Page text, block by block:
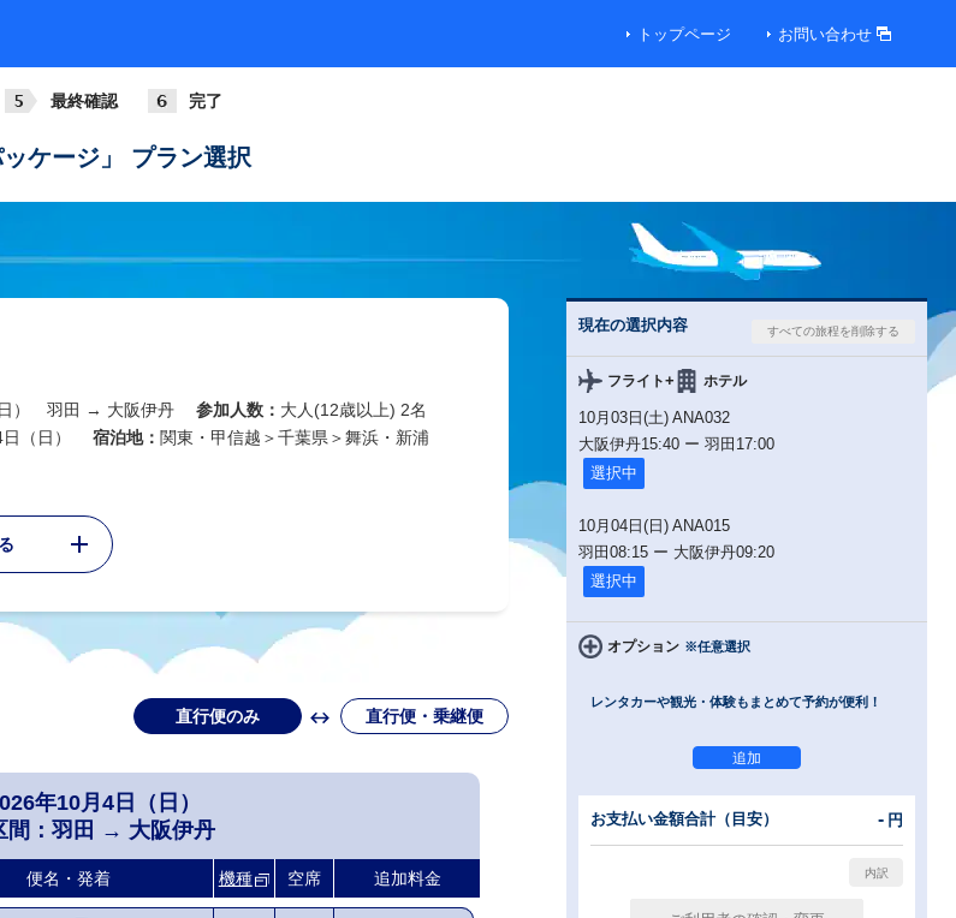
トップページ お問い合わせ
最終確認 完了
ケージ」 プラン選択
） 羽田 → 大阪伊丹 参加人数： 大人(12歳以上) 2名
（日） 宿泊地： 関東・甲信越＞千葉県＞舞浜・新浦
直行便のみ 直行便・乗継便
年10月4日（日）
間： 羽田 → 大阪伊丹
便名・発着 機種 空席 追加料金
ANA985
ANA013
07:00
羽田
08:05
大阪伊丹
781 基準便
現在の選択内容
フライト+ ホテル
10月03日(土) ANA032
大阪伊丹15:40 ー 羽田 17:00
選択中
10月04日(日) ANA015
羽田 08:15 ー 大阪伊丹09:20
選択中
オプション ※任意選択
レンタカーや観光・体験もまとめて予約が便利！
お支払い金額合計（目安） - 円